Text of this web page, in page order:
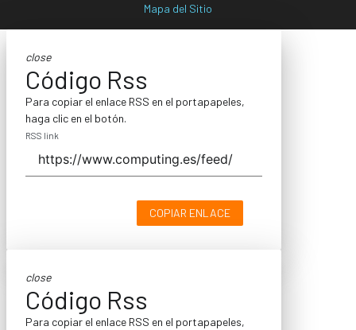
Mapa del Sitio
close
Código Rss
Para copiar el enlace RSS en el portapapeles,
haga clic en el botón.
RSS link
COPIAR ENLACE
close
Código Rss
Para copiar el enlace RSS en el portapapeles,